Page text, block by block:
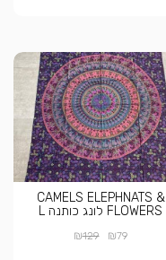
CAMELS ELEPHNATS &
FLOWERS לונג כותנה L
₪79
₪129